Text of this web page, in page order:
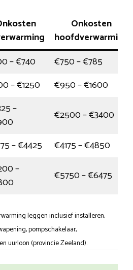
Onkosten
hoofdverwarming
– €740
€750 – €785
– €1250
€950 – €1600
–
€2500 – €3400
– €4425
€4175 – €4850
–
€5750 – €6475
leggen inclusief installeren,
pompschakelaar,
uurloon (provincie Zeeland).